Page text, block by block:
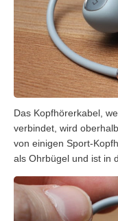
Das Kopfhörerkabel,
verbindet, wird
von einigen Sport-
als Ohrbügel und ist in